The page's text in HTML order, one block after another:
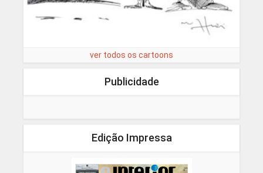
ver todos os cartoons
Publicidade
Edição Impressa